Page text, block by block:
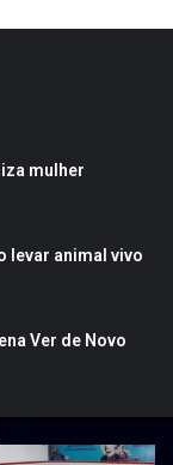
mulher
levar animal vivo
Ver de Novo